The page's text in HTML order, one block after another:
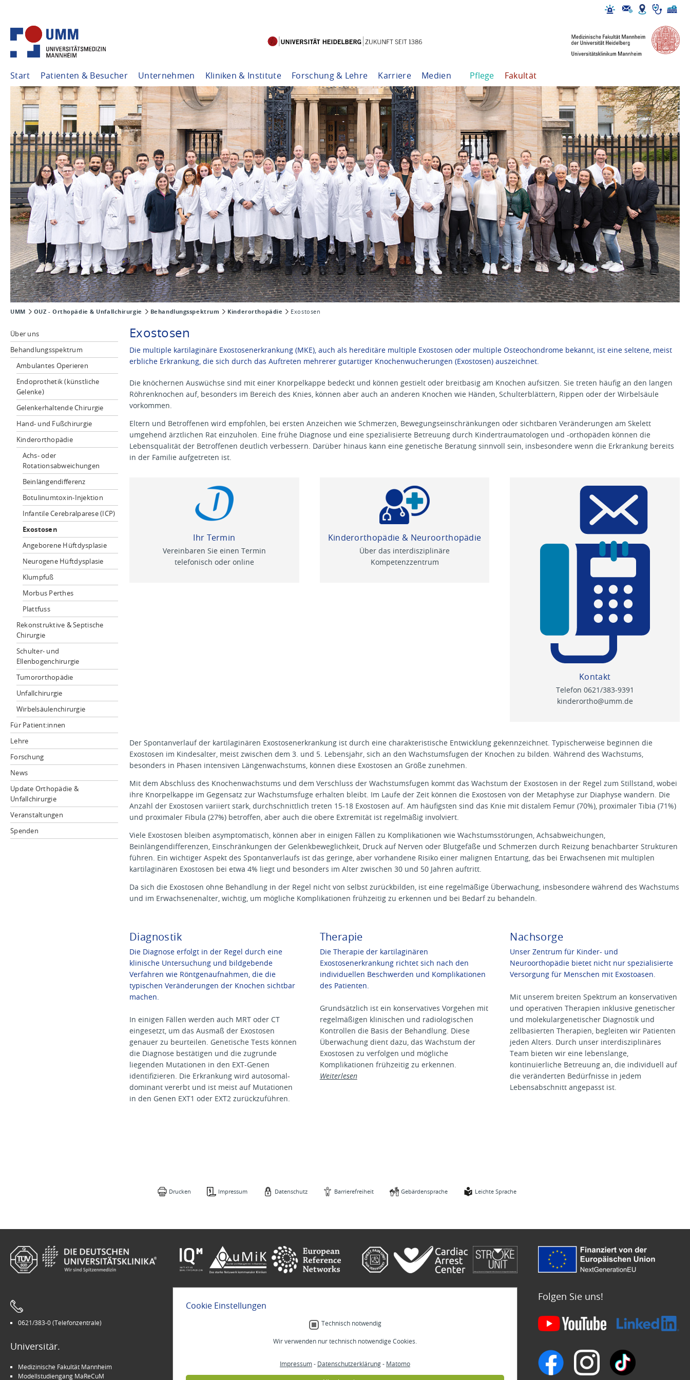
Start Patienten & Besucher Unternehmen Kliniken & Institute Forschung & Lehre Karriere Medien Pflege Fakultät
UMM OUZ - Orthopädie & Unfallchirurgie Behandlungsspektrum Kinderorthopädie Exostosen
Über uns
Behandlungsspektrum
Ambulantes Operieren
Endoprothetik (künstliche
Gelenke)
Gelenkerhaltende Chirurgie
Hand- und Fußchirurgie
Kinderorthopädie
Achs- oder
Rotationsabweichungen
Beinlängendifferenz
Botulinumtoxin-Injektion
Infantile Cerebralparese (ICP)
Exostosen
Angeborene Hüftdysplasie
Neurogene Hüftdysplasie
Klumpfuß
Morbus Perthes
Plattfuss
Rekonstruktive & Septische
Chirurgie
Schulter- und
Ellenbogenchirurgie
Tumororthopädie
Unfallchirurgie
Wirbelsäulenchirurgie
Für Patient:innen
Lehre
Forschung
News
Update Orthopädie &
Unfallchirurgie
Veranstaltungen
Spenden
Exostosen
Die multiple kartilaginäre Exostosenerkrankung (MKE), auch als hereditäre multiple Exostosen oder multiple Osteochondrome bekannt, ist eine seltene, meist
erbliche Erkrankung, die sich durch das Auftreten mehrerer gutartiger Knochenwucherungen (Exostosen) auszeichnet.
Die knöchernen Auswüchse sind mit einer Knorpelkappe bedeckt und können gestielt oder breitbasig am Knochen aufsitzen. Sie treten häufig an den langen
Röhrenknochen auf, besonders im Bereich des Knies, können aber auch an anderen Knochen wie Händen, Schulterblättern, Rippen oder der Wirbelsäule
vorkommen.
Eltern und Betroffenen wird empfohlen, bei ersten Anzeichen wie Schmerzen, Bewegungseinschränkungen oder sichtbaren Veränderungen am Skelett
umgehend ärztlichen Rat einzuholen. Eine frühe Diagnose und eine spezialisierte Betreuung durch Kindertraumatologen und -orthopäden können die
Lebensqualität der Betroffenen deutlich verbessern. Darüber hinaus kann eine genetische Beratung sinnvoll sein, insbesondere wenn die Erkrankung bereits
in der Familie aufgetreten ist.
Ihr Termin
Vereinbaren Sie einen Termin
telefonisch oder online
Kinderorthopädie & Neuroorthopädie
Über das interdisziplinäre
Kompetenzzentrum
Kontakt
Telefon 0621/383-9391
kinderortho@umm.de
Der Spontanverlauf der kartilaginären Exostosenerkrankung ist durch eine charakteristische Entwicklung gekennzeichnet. Typischerweise beginnen die
Exostosen im Kindesalter, meist zwischen dem 3. und 5. Lebensjahr, sich an den Wachstumsfugen der Knochen zu bilden. Während des Wachstums,
besonders in Phasen intensiven Längenwachstums, können diese Exostosen an Größe zunehmen.
Mit dem Abschluss des Knochenwachstums und dem Verschluss der Wachstumsfugen kommt das Wachstum der Exostosen in der Regel zum Stillstand, wobei
ihre Knorpelkappe im Gegensatz zur Wachstumsfuge erhalten bleibt. Im Laufe der Zeit können die Exostosen von der Metaphyse zur Diaphyse wandern. Die
Anzahl der Exostosen variiert stark, durchschnittlich treten 15-18 Exostosen auf. Am häufigsten sind das Knie mit distalem Femur (70%), proximaler Tibia (71%)
und proximaler Fibula (27%) betroffen, aber auch die obere Extremität ist regelmäßig involviert.
Viele Exostosen bleiben asymptomatisch, können aber in einigen Fällen zu Komplikationen wie Wachstumsstörungen, Achsabweichungen,
Beinlängendifferenzen, Einschränkungen der Gelenkbeweglichkeit, Druck auf Nerven oder Blutgefäße und Schmerzen durch Reizung benachbarter Strukturen
führen. Ein wichtiger Aspekt des Spontanverlaufs ist das geringe, aber vorhandene Risiko einer malignen Entartung, das bei Erwachsenen mit multiplen
kartilaginären Exostosen bei etwa 4% liegt und besonders im Alter zwischen 30 und 50 Jahren auftritt.
Da sich die Exostosen ohne Behandlung in der Regel nicht von selbst zurückbilden, ist eine regelmäßige Überwachung, insbesondere während des Wachstums
und im Erwachsenenalter, wichtig, um mögliche Komplikationen frühzeitig zu erkennen und bei Bedarf zu behandeln.
Diagnostik
Die Diagnose erfolgt in der Regel durch eine
klinische Untersuchung und bildgebende
Verfahren wie Röntgenaufnahmen, die die
typischen Veränderungen der Knochen sichtbar
machen.
In einigen Fällen werden auch MRT oder CT
eingesetzt, um das Ausmaß der Exostosen
genauer zu beurteilen. Genetische Tests können
die Diagnose bestätigen und die zugrunde
liegenden Mutationen in den EXT-Genen
identifizieren. Die Erkrankung wird autosomal-
dominant vererbt und ist meist auf Mutationen
in den Genen EXT1 oder EXT2 zurückzuführen.
Therapie
Die Therapie der kartilaginären
Exostosenerkrankung richtet sich nach den
individuellen Beschwerden und Komplikationen
des Patienten.
Grundsätzlich ist ein konservatives Vorgehen mit
regelmäßigen klinischen und radiologischen
Kontrollen die Basis der Behandlung. Diese
Überwachung dient dazu, das Wachstum der
Exostosen zu verfolgen und mögliche
Komplikationen frühzeitig zu erkennen.
Weiterlesen
Nachsorge
Unser Zentrum für Kinder- und
Neuroorthopädie bietet nicht nur spezialisierte
Versorgung für Menschen mit Exostoasen.
Mit unserem breiten Spektrum an konservativen
und operativen Therapien inklusive genetischer
und molekulargenetischer Diagnostik und
zellbasierten Therapien, begleiten wir Patienten
jeden Alters. Durch unser interdisziplinäres
Team bieten wir eine lebenslange,
kontinuierliche Betreuung an, die individuell auf
die veränderten Bedürfnisse in jedem
Lebensabschnitt angepasst ist.
Drucken Impressum Datenschutz Barrierefreiheit Gebärdensprache Leichte Sprache
0621/383-0 (Telefonzentrale)
Universitär.
Medizinische Fakultät Mannheim
Modellstudiengang MaReCuM
INSPIRE Living Lab
Gebärdensprache
Menschlich.
Stellenangebote
Veranstaltungen
Folgen Sie uns!
Cookie Einstellungen
Technisch notwendig
Wir verwenden nur technisch notwendige Cookies.
Impressum- Datenschutzerklärung- Matomo